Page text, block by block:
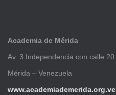
Academia de Mérida
Av. 3 Independencia con calle 20.
Mérida – Venezuela
www.academiademerida.org.ve